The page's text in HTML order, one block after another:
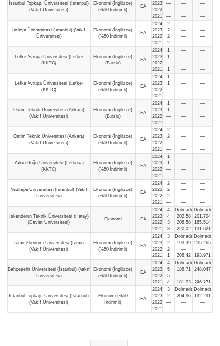
İstanbul Topkapı Üniversitesi (İstanbul)
(Vakıf Üniversitesi)
Ekonomi (İngilizce)
(%50 İndirimli)
EA
2023
2022
2021
—
—
—
—
—
—
—
—
—
İstinye Üniversitesi (İstanbul) (Vakıf
Üniversitesi)
Ekonomi (İngilizce)
(%50 İndirimli)
EA
2024
2023
2022
2021
2
2
2
2
—
—
—
—
—
—
—
—
Lefke Avrupa Üniversitesi (Lefke)
(KKTC)
Ekonomi (İngilizce)
(Burslu)
EA
2024
2023
2022
2021
1
1
—
1
—
—
—
—
—
—
—
—
Lefke Avrupa Üniversitesi (Lefke)
(KKTC)
Ekonomi (İngilizce)
(%50 İndirimli)
EA
2024
2023
2022
2021
1
1
—
—
—
—
—
—
—
—
—
—
Ostim Teknik Üniversitesi (Ankara)
(Vakıf Üniversitesi)
Ekonomi (İngilizce)
(Burslu)
EA
2024
2023
2022
2021
1
1
—
—
—
—
—
—
—
—
—
—
Ostim Teknik Üniversitesi (Ankara)
(Vakıf Üniversitesi)
Ekonomi (İngilizce)
(%50 İndirimli)
EA
2024
2023
2022
2021
2
2
—
—
—
—
—
—
—
—
—
—
Yakın Doğu Üniversitesi (Lefkoşa)
(KKTC)
Ekonomi (İngilizce)
(%50 İndirimli)
EA
2024
2023
2022
2021
1
1
—
—
—
—
—
—
—
—
—
—
Yeditepe Üniversitesi (İstanbul) (Vakıf
Üniversitesi)
Ekonomi (İngilizce)
(%50 İndirimli)
EA
2024
2023
2022
2021
2
2
2
—
—
—
—
—
—
—
—
—
İskenderun Teknik Üniversitesi (Hatay)
(Devlet Üniversitesi)
Ekonomi EA
2024
2023
2022
2021
4
4
3
3
Dolmadı
202,58
208,58
220,02
Dolmadı
201.704
165.514
131.621
İzmir Ekonomi Üniversitesi (İzmir)
(Vakıf Üniversitesi)
Ekonomi (İngilizce)
(%50 İndirimli)
EA
2024
2023
2022
2021
3
2
2
1
Dolmadı
193,39
—
208,42
Dolmadı
235.265
—
193.971
Bahçeşehir Üniversitesi (İstanbul) (Vakıf
Üniversitesi)
Ekonomi (İngilizce)
(%50 İndirimli)
EA
2024
2023
2022
2021
4
5
5
4
Dolmadı
188,71
—
181,03
Dolmadı
248.047
—
296.271
İstanbul Topkapı Üniversitesi (İstanbul)
(Vakıf Üniversitesi)
Ekonomi (%50
İndirimli)
EA
2024
2023
2022
2021
3
2
—
—
Dolmadı
204,96
—
—
Dolmadı
192.291
—
—